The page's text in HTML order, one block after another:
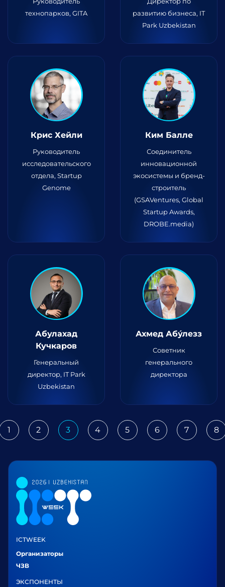
технопарков, GITA
развитию бизнеса, IT
Park Uzbekistan
Крис Хейли
Руководитель
исследовательского
отдела, Startup
Genome
Ким Балле
Соединитель
инновационной
экосистемы и бренд-
строитель
(GSAVentures, Global
Startup Awards,
DROBE.media)
Абулaхад
Кучкаров
Генеральный
директор, IT Park
Uzbekistan
Ахмед Абу́лезз
Советник
генерального
директора
1 2 3 4 5 6 7 8
ICTWEEK
Организаторы
ЧЗВ
ЭКСПОНЕНТЫ